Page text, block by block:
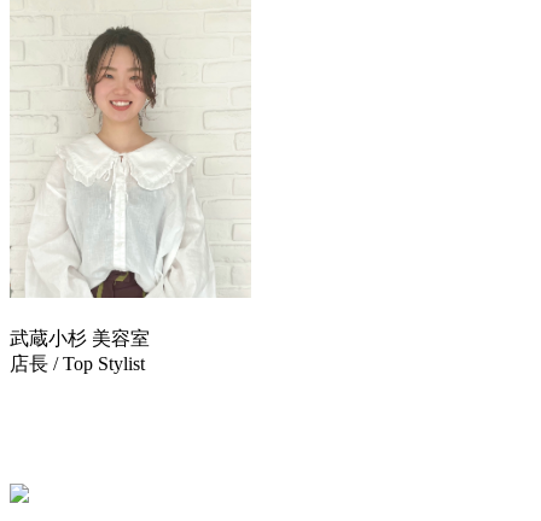
武蔵小杉 美容室
店長 / Top Stylist